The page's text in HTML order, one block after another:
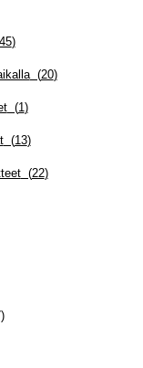
)
(20)
(1 )
(13)
(22)
)